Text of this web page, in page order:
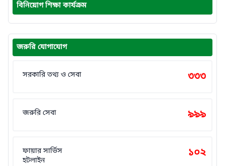
বিনিয়োগ শিক্ষা কার্যক্রম
জরুরি যোগাযোগ
সরকারি তথ্য ও সেবা ৩৩৩
জরুরি সেবা ৯৯৯
ফায়ার সার্ভিস
হটলাইন
১০২